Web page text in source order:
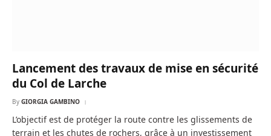
Lancement des travaux de mise en sécurité
du Col de Larche
By GIORGIA GAMBINO
L’objectif est de protéger la route contre les glissements de
terrain et les chutes de rochers, grâce à un investissement